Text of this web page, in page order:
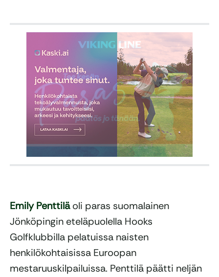
Emily Penttiläoli paras suomalainen
Jönköpingin eteläpuolella Hooks
Golfklubbilla pelatuissa naisten
henkilökohtaisissa Euroopan
mestaruuskilpailuissa. Penttilä päätti neljän